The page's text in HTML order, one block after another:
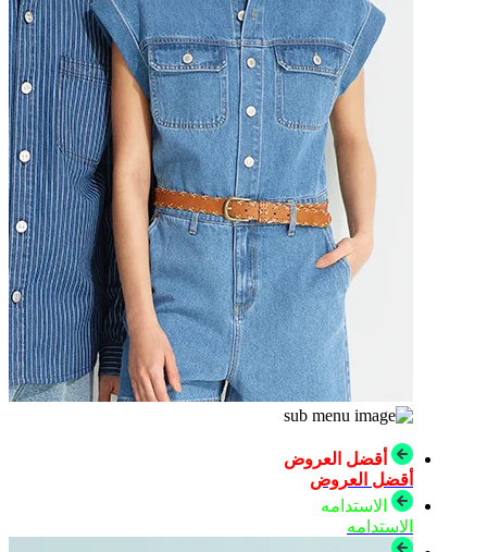
أقضل العروض
أقضل العروض
الاستدامه
الاستدامه